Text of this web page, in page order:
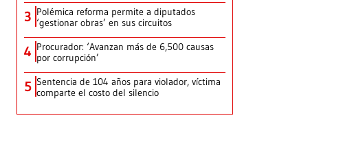
3 Polémica reforma permite a diputados
‘gestionar obras’ en sus circuitos
4 Procurador: ‘Avanzan más de 6,500 causas
por corrupción’
5 Sentencia de 104 años para violador, víctima
comparte el costo del silencio